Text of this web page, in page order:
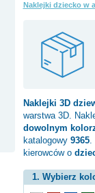
Naklejki dziecko w
Naklejki 3D
warstwa 3D.
dowolnym
katalogowy 9365.
kierowców o
1. Wybierz